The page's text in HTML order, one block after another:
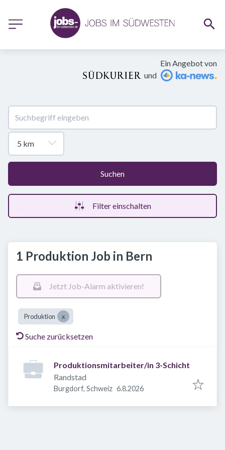
Ein Angebot von
und
Suchen
Filter einschalten
1 Produktion Job in Bern
Jetzt Job-Alarm aktivieren!
Produktion
Suche zurücksetzen
Produktionsmitarbeiter/in 3-Schicht
Randstad
Burgdorf, Schweiz Veröffentlicht
6.8.2026